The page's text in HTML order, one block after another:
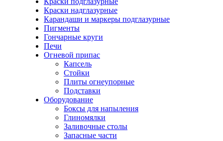
Краски надглазурные
Карандаши и маркеры подглазурные
Пигменты
Гончарные круги
Печи
Огневой припас
Капсель
Стойки
Плиты огнеупорные
Подставки
Оборудование
Боксы для напыления
Глиномялки
Заливочные столы
Запасные части